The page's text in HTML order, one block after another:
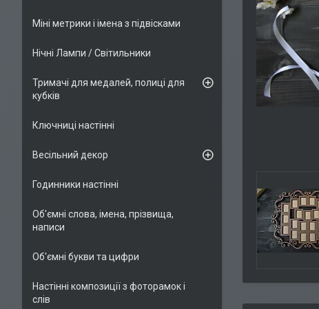
Міні метрики і імена з підвісками
Нічні Лампи / Світильники
Тримачі для медалей, полиці для
кубків
Ключниці настінні
Весільний декор
Годинники настінні
Об'ємні слова, імена, прізвища,
написи
Об'ємні букви та цифри
Настінні композиції з фоторамок і
слів